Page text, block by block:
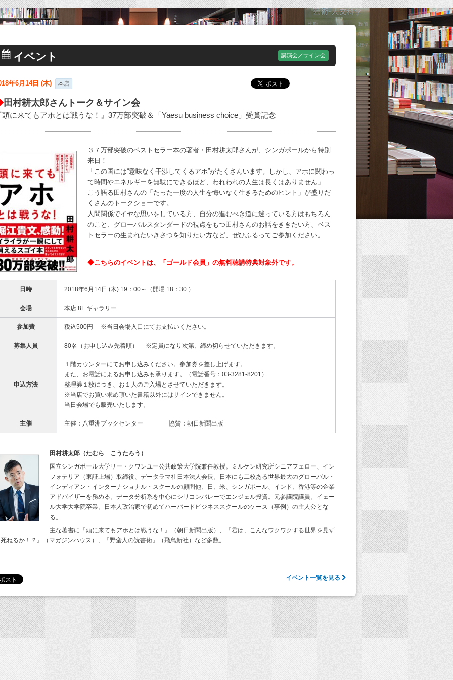
イベント 講演会／サイン会
年6月14日 (木) 本店
田村耕太郎さんトーク＆サイン会
頭に来てもアホとは戦うな！』37万部突破＆「Yaesu business choice」受賞記念
３７万部突破のベストセラー本の著者・田村耕太郎さんが、シンガポールから特別
来日！
「この国には“意味なく干渉してくるアホ”がたくさんいます。しかし、アホに関わっ
て時間やエネルギーを無駄にできるほど、われわれの人生は長くはありません」
こう語る田村さんの「たった一度の人生を悔いなく生きるためのヒント」が盛りだ
くさんのトークショーです。
人間関係でイヤな思いをしている方、自分の進むべき道に迷っている方はもちろん
のこと、グローバルスタンダードの視点をもつ田村さんのお話をききたい方、ベス
トセラーの生まれたいきさつを知りたい方など、ぜひふるってご参加ください。
◆こちらのイベントは、「ゴールド会員」の無料聴講特典対象外です。
日時 2018年6月14日 (木) 19：00～（開場 18：30 ）
会場 本店 8F ギャラリー
参加費 税込500円 ※当日会場入口にてお支払いください。
募集人員 80名（お申し込み先着順） ※定員になり次第、締め切らせていただきます。
申込方法
１階カウンターにてお申し込みください。参加券を差し上げます。
また、お電話によるお申し込みも承ります。（電話番号：03-3281-8201）
整理券１枚につき、お１人のご入場とさせていただきます。
※当店でお買い求め頂いた書籍以外にはサインできません。
当日会場でも販売いたします。
主催 主催：八重洲ブックセンター 協賛：朝日新聞出版
田村耕太郎（たむら こうたろう）
国立シンガポール大学リー・クワンユー公共政策大学院兼任教授。ミルケン研究所シニアフェロー、イン
フォテリア（東証上場）取締役、データラマ社日本法人会長。日本にも二校ある世界最大のグローバル・
インディアン・インターナショナル・スクールの顧問他、日、米、シンガポール、インド、香港等の企業
アドバイザーを務める。データ分析系を中心にシリコンバレーでエンジェル投資。元参議院議員。イェー
ル大学大学院卒業。日本人政治家で初めてハーバードビジネススクールのケース（事例）の主人公とな
る。
主な著書に『頭に来てもアホとは戦うな！』（朝日新聞出版）、『君は、こんなワクワクする世界を見ず
ねるか！？』（マガジンハウス）、『野蛮人の読書術』（飛鳥新社）など多数。
イベント一覧を見る